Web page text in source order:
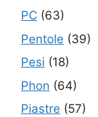
PC (63)
Pentole (39)
Pesi (18)
Phon (64)
Piastre (57)